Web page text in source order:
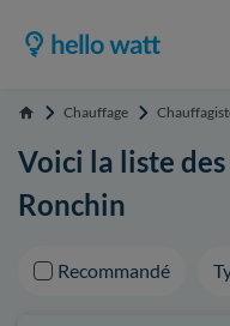
Accueil Chauffage
Voici la liste
Ronchin
Recommandé